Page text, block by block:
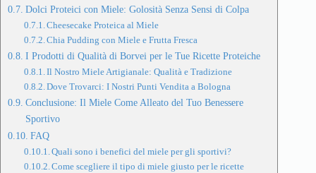
Dolci Proteici con Miele: Golosità Senza Sensi di Colpa
Cheesecake Proteica al Miele
Chia Pudding con Miele e Frutta Fresca
I Prodotti di Qualità di Borvei per le Tue Ricette Proteiche
Il Nostro Miele Artigianale: Qualità e Tradizione
Dove Trovarci: I Nostri Punti Vendita a Bologna
Conclusione: Il Miele Come Alleato del Tuo Benessere
Sportivo
FAQ
Quali sono i benefici del miele per gli sportivi?
Come scegliere il tipo di miele giusto per le ricette